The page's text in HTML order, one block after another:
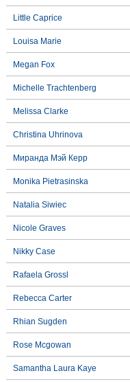
Little Caprice
Louisa Marie
Megan Fox
Michelle Trachtenberg
Melissa Clarke
Christina Uhrinova
Миранда Мэй Керр
Monika Pietrasinska
Natalia Siwiec
Nicole Graves
Nikky Case
Rafaela Grossl
Rebecca Carter
Rhian Sugden
Rose Mcgowan
Samantha Laura Kaye